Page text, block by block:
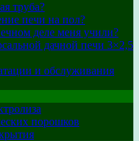
труба?
печи на пол?
деле меня учили?
дачной печи 3×2,5
и обслуживания
порошков